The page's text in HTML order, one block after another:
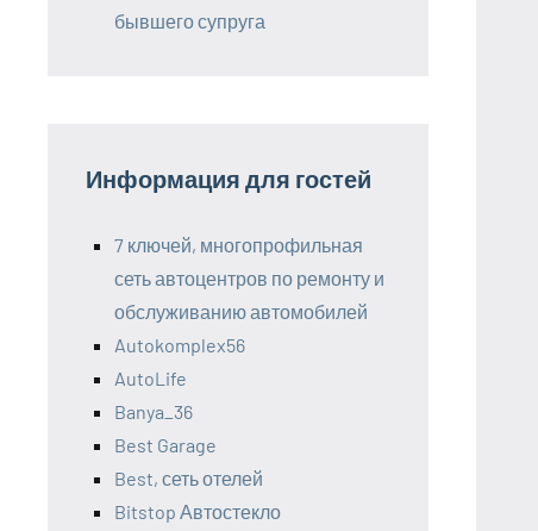
бывшего супруга
Информация для гостей
7 ключей, многопрофильная
сеть автоцентров по ремонту и
обслуживанию автомобилей
Autokomplex56
AutoLife
Banya_36
Best Garage
Best, сеть отелей
Bitstop Автостекло